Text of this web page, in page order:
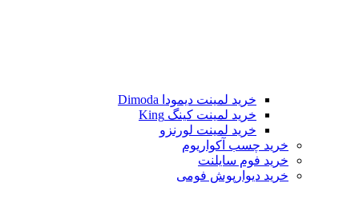
خرید لمینت دیمودا Dimoda
خرید لمینت کینگ King
خرید لمینت لورنزو
خرید چسب آکواریوم
خرید فوم سایلنت
خرید دیوارپوش فومی